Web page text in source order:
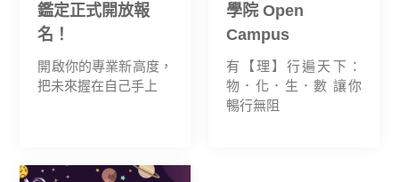
鑑定正式開放報
名！
開啟你的專業新高度，
把未來握在自己手上
學院 Open
Campus
有【理】行遍天下：
物．化．生．數 讓你
暢行無阻